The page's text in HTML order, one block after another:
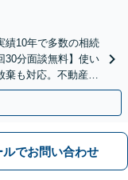
績10年で多数の相続
30分面談無料】使い
棄も対応。不動産相
を
ルでお問い合わせ